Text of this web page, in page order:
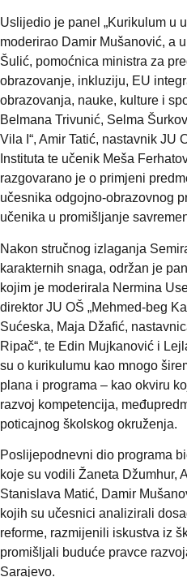
Uslijedio je panel „Kurikulum u
moderirao Damir Mušanović, a
Šulić, pomoćnica ministra za
obrazovanje, inkluziju, EU
obrazovanja, nauke, kulture i
Belmana Trivunić, Selma
Vila I“, Amir Tatić, nastavnik JU
Instituta te učenik Meša
razgovarano je o primjeni
učesnika odgojno-obrazovnog
učenika u promišljanje
Nakon stručnog izlaganja
karakternih snaga, održan je
kojim je moderirala Nermina
direktor JU OŠ „Mehmed-beg
Sućeska, Maja Džafić,
Ripač“, te Edin Mujkanović i
su o kurikulumu kao mnogo
plana i programa – kao okviru
razvoj kompetencija,
poticajnog školskog okruženja.
Poslijepodnevni dio programa
koje su vodili Žaneta Džumhur,
Stanislava Matić, Damir
kojih su učesnici analizirali
reforme, razmijenili iskustva iz
promišljali buduće pravce
Sarajevo.